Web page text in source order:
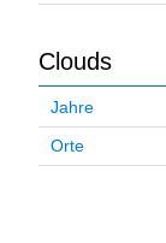
Clouds
Jahre
Orte